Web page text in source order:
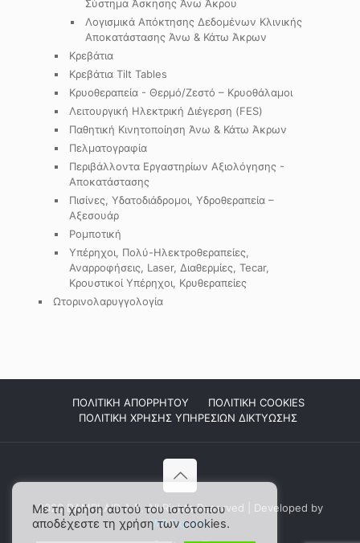
Σύστημα Άσκησης Άνω Άκρου
Λογισμικά Απόκτησης Δεδομένων Κλινικής
Αποκατάστασης Άνω & Κάτω Άκρων
Κρεβάτια
Κρεβάτια Tilt Tables
Κρυοθεραπεία - Θερμό/Ζεστό – Κρυοθάλαμοι
Λειτουργική Ηλεκτρική Διέγερση (FES)
Παθητική Κινητοποίηση Άνω & Κάτω Άκρων
Πελματογραφία
Περιβάλλοντα Εργαστηρίων Αξιολόγησης -
Αποκατάστασης
Πισίνες, Υδατοδιάδρομοι, Υδροθεραπεία –
Αξεσουάρ
Ρομποτική
Υπέρηχοι, Πολύ-Ηλεκτροθεραπείες,
Αναρροφήσεις, Laser, Διαθερμίες, Tecar,
Κρουστικοί Υπέρηχοι, Κρυθεραπείες
Ωτορινολαρυγγολογία
ΠΟΛΙΤΙΚΗ ΑΠΟΡΡΗΤΟΥ
ΠΟΛΙΤΙΚΗ COOKIES
ΠΟΛΙΤΙΚΗ ΧΡΗΣΗΣ ΥΠΗΡΕΣΙΩΝ ΔΙΚΤΥΩΣΗΣ
2026 DAMPLAID Α.Ε. All Rights Reserved | Developed by
WP Experts
Με τη χρήση αυτού του ιστότοπου
αποδέχεστε τη χρήση των cookies.